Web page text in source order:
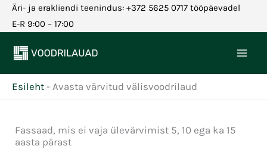
SkipÄri- ja erakliendi teenindus: +372 5625 0717 tööpäevadel
E-R 9:00 – 17:00
Esileht - Avasta värvitud välisvoodrilaud
Fassaad, mis ei vaja ülevärvimist 5, 10 ega ka 15
aasta pärast